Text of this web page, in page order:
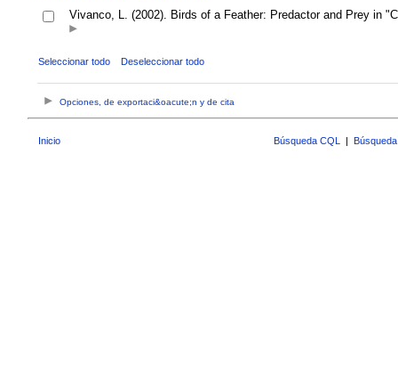
Vivanco, L. (2002). Birds of a Feather: Predactor and Prey in
Seleccionar todo Deseleccionar todo
Opciones, de exportaci&oacute;n y de cita
Inicio Búsqueda CQL |